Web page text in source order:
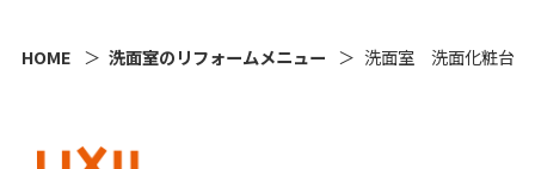
HOME 洗面室のリフォームメニュー 洗面室 洗面化粧台